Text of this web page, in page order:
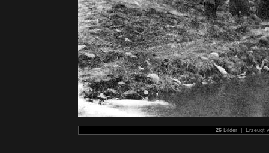
26 Bilder | Erzeugt